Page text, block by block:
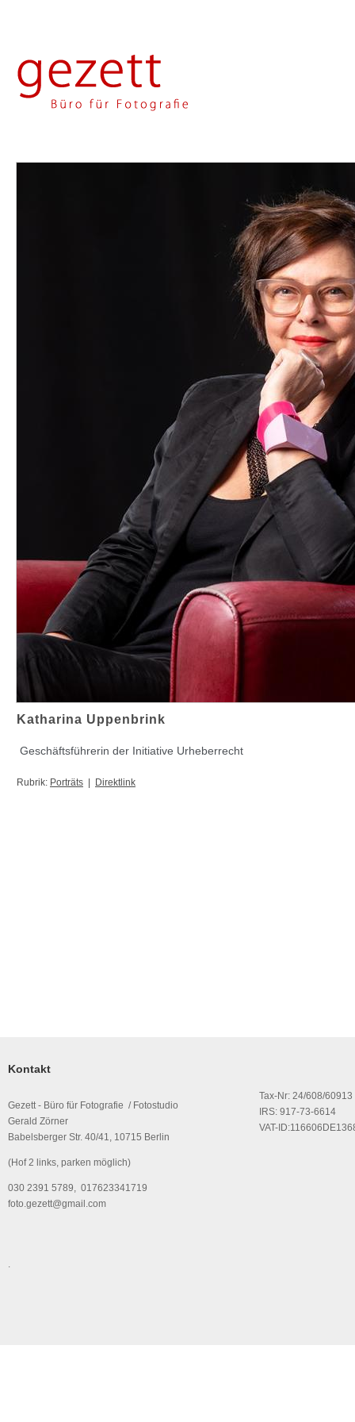
Katharina Uppenbrink
Geschäftsführerin der Initiative Urheberrecht
Rubrik: Porträts Direktlink
Kontakt
Gezett - Büro für Fotografie / Fotostudio
Gerald Zörner
Babelsberger Str. 40/41, 10715 Berlin
(Hof 2 links, parken möglich)
030 2391 5789, 017623341719
foto.gezett@gmail.com
Tax-Nr: 24/608/60913
IRS: 917-73-6614
VAT-
.